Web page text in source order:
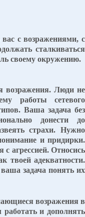
с возражениями, с
сталкиваться
своему окружению.
возражения. Люди не
работы сетевого
Ваша задача без
донести до
страхи. Нужно
и придирки.
с агрессией. Относись
твоей адекватности.
задача понять их
возражения в
и дополнять